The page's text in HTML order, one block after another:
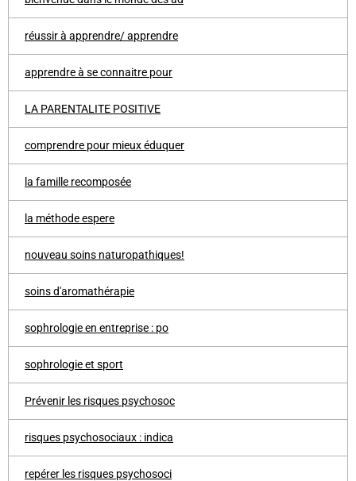
réussir à apprendre/ apprendre
apprendre à se connaitre pour
LA PARENTALITE POSITIVE
comprendre pour mieux éduquer
la famille recomposée
la méthode espere
nouveau soins naturopathiques!
soins d'aromathérapie
sophrologie en entreprise : po
sophrologie et sport
Prévenir les risques psychosoc
risques psychosociaux : indica
repérer les risques psychosoci